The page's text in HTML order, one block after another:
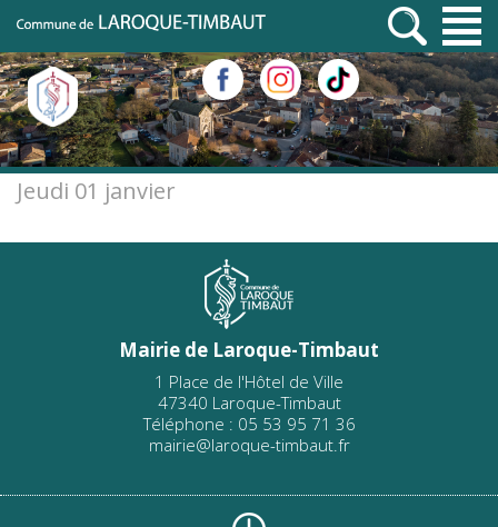
Jeudi 01 janvier
Mairie de Laroque-Timbaut
1 Place de l'Hôtel de Ville
47340 Laroque-Timbaut
Téléphone : 05 53 95 71 36
mairie@laroque-timbaut.fr